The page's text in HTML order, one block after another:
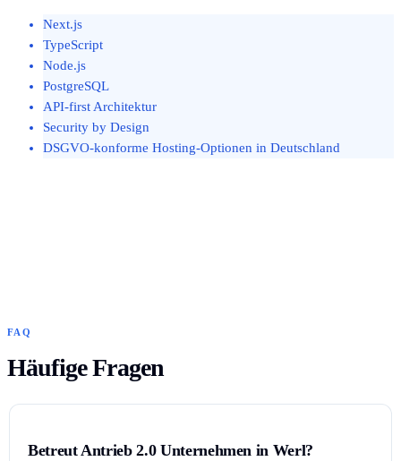
Next.js
TypeScript
Node.js
PostgreSQL
API-first Architektur
Security by Design
DSGVO-konforme Hosting-Optionen in Deutschland
FAQ
Häufige Fragen
Betreut Antrieb 2.0 Unternehmen in Werl?